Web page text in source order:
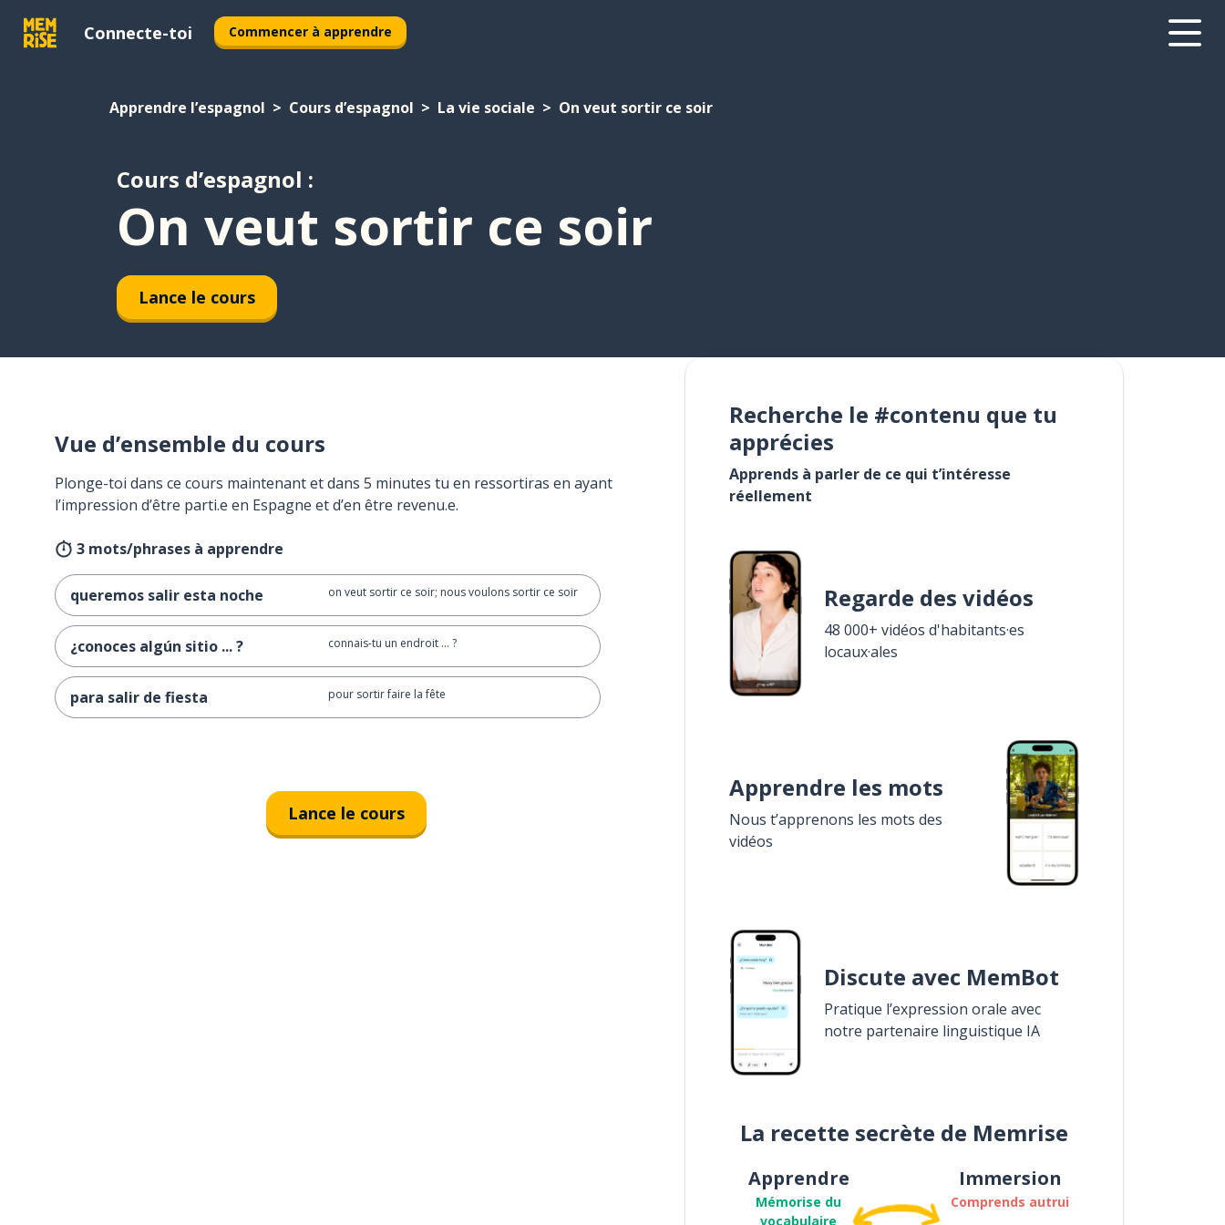
Connecte-toi Commencer à apprendre
Apprendre l’espagnol Cours d’espagnol La vie sociale On veut sortir ce soir
Cours d’espagnol :
On veut sortir ce soir
Lance le cours
Vue d’ensemble du cours
Plonge-toi dans ce cours maintenant et dans 5 minutes tu en ressortiras en ayant
l’impression d’être parti.e en Espagne et d’en être revenu.e.
3 mots/phrases à apprendre
queremos salir esta noche on veut sortir ce soir; nous voulons sortir ce soir
¿conoces algún sitio ... ? connais-tu un endroit ... ?
para salir de fiesta pour sortir faire la fête
Lance le cours
Recherche le #contenu que tu
apprécies
Apprends à parler de ce qui t’intéresse
réellement
Regarde des vidéos
48 000+ vidéos d'habitants·es
locaux·ales
Apprendre les mots
Nous t’apprenons les mots des
vidéos
Discute avec MemBot
Pratique l’expression orale avec
notre partenaire linguistique IA
La recette secrète de Memrise
Apprendre
Mémorise du
vocabulaire
Immersion
Comprends autrui